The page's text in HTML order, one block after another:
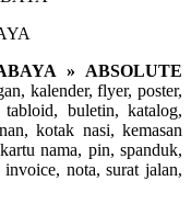
» ABSOLUTE
kalender, flyer, poster,
buletin, katalog,
kotak nasi, kemasan
nama, pin, spanduk,
nota, surat jalan,